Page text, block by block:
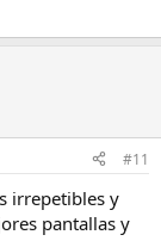
#11
irrepetibles y
pantallas y